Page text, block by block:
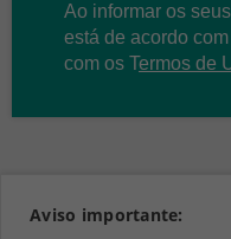
Ao informar os
está de acordo com
com os Termos de
Aviso importante: